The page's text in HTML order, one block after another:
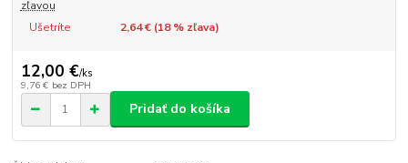
zľavou
Ušetríte 2,64 € (18% zľava)
12,00 €/ks
9,76 € bez DPH
Pridať do košíka